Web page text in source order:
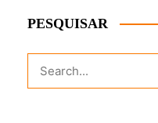
PESQUISAR